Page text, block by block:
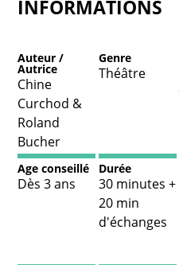
INFORMATIONS
Auteur /
Autrice
Chine
Curchod &
Roland
Bucher
Genre
Théâtre
Age conseillé
Dès 3 ans
Durée
30 minutes +
20 min
d'échanges